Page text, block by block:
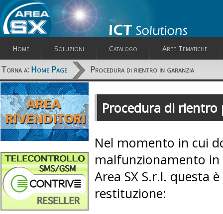
Home Soluzioni Catalogo Aree Tematiche
Torna a: Home Page Procedura di rientro in garanzia
Procedura di
Nel momento in cui
malfunzionamento
Area SX S.r.l. questa
restituzione: